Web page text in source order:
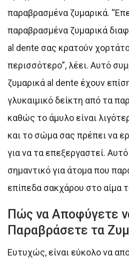
παραβρασμένα ζυμαρικά.
παραβρασμένα ζυμαρικά
al dente σας κρατούν
περισσότερο”, λέει. Αυτό
ζυμαρικά al dente έχουν
γλυκαιμικό δείκτη από τα
καθώς το άμυλο είναι
και το σώμα σας πρέπει να
για να τα επεξεργαστεί. Αυτό
σημαντικό για άτομα που
επίπεδα σακχάρου στο αίμα
Πώς να Αποφύγετε
Παραβράσετε τα
Ευτυχώς, είναι εύκολο να